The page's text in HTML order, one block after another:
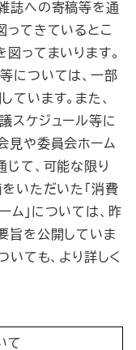
誌への寄稿等を通
ってきているとこ
ってまいります。
については、一部
います。また、
スケジュール等に
見や委員会ホーム
じて、可能な限り
いただいた「消費
ム」については、昨
旨を公開していま
いても、より詳しく
て